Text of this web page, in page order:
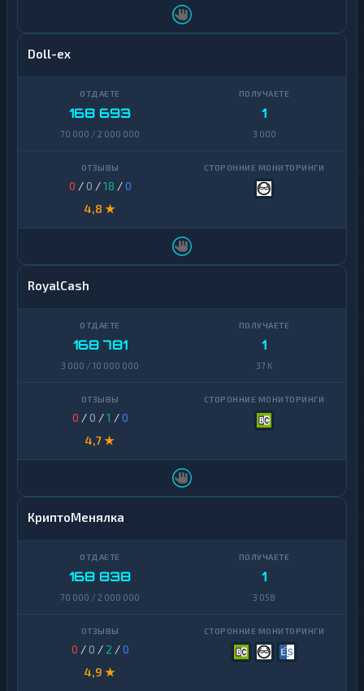
Doll-ex
168 693
70 000 / 2 000 000
1
3 000
0 / 0 /18 /0
4,8 ★
RoyalCash
168 781
3 000 / 10 000 000
1
37 K
0 / 0 /1 /0
4,7 ★
КриптоМенялка
168 838
70 000 / 2 000 000
1
3 058
0 / 0 / 2 /0
4,9 ★